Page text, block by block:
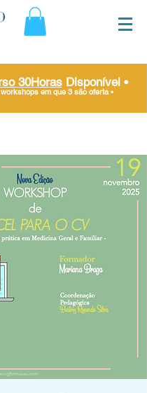
30HorasDisponível •
em que 3 são oferta •